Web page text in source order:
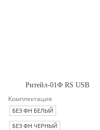
Ритейл-01Ф RS USB
Комплектация
БЕЗ ФН БЕЛЫЙ
БЕЗ ФН ЧЕРНЫЙ